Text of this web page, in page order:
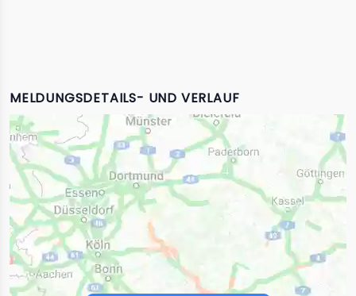
MELDUNGSDETAILS- UND VERLAUF